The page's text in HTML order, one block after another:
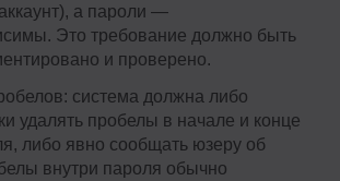
а пароли —
Это требование должно быть
и проверено.
система должна либо
удалять пробелы в начале и конце
либо явно сообщать юзеру об
внутри пароля обычно